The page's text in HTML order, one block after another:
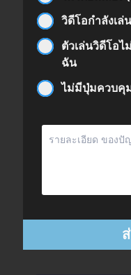
วิดีโอกำลังเ
ตัวเล่นวิดีโอ
ฉัน
ไม่มีปุ่มควบคุ